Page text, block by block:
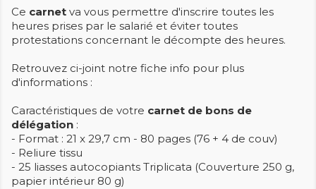
Ce carnet va vous permettre d'inscrire toutes les
heures prises par le salarié et éviter toutes
protestations concernant le décompte des heures.
Retrouvez ci-joint notre fiche info pour plus
d'informations :
Caractéristiques de votre carnet de bons de
délégation :
- Format : 21 x 29,7 cm - 80 pages (76 + 4 de couv)
- Reliure tissu
- 25 liasses autocopiants Triplicata (Couverture 250 g,
papier intérieur 80 g)